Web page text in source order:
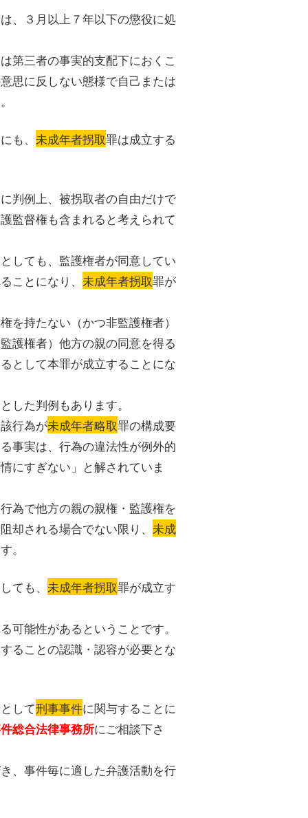
、３月以上７年以下の懲役に処
第三者の事実的支配下におくこ
思に反しない態様で自己または
も、 未成年者拐取罪は成立する
判例上、被拐取者の自由だけで
監督権も含まれると考えられて
しても、監護権者が同意してい
ことになり、 未成年者拐取罪が
を持たない（かつ非監護権者）
護権者）他方の親の同意を得る
として本罪が成立することにな
した判例もあります。
行為が未成年者略取罪の構成要
事実は、行為の違法性が例外的
にすぎない」と解されていま
為で他方の親の親権・監護権を
却される場合でない限り、 未成
。
ても、 未成年者拐取罪が成立す
可能性があるということです。
ることの認識・認容が必要とな
して刑事事件に関与することに
総合法律事務所にご相談下さ
、事件毎に適した弁護活動を行